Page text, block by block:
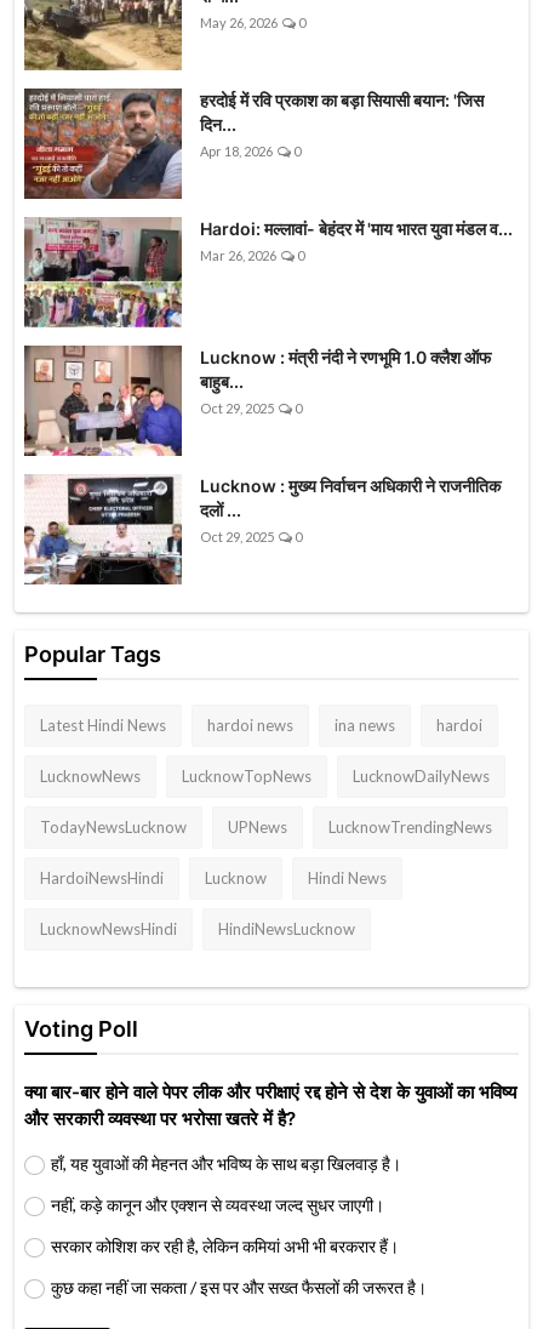
May 26, 2026 0
हरदोई में रवि प्रकाश का बड़ा सियासी बयान: 'जिस
दिन...
Apr 18, 2026 0
Hardoi: मल्लावां- बेहंदर में 'माय भारत युवा मंडल व...
Mar 26, 2026 0
Lucknow : मंत्री नंदी ने रणभूमि 1.0 क्लैश ऑफ
बाहुब...
Oct 29, 2025 0
Lucknow : मुख्य निर्वाचन अधिकारी ने राजनीतिक
दलों ...
Oct 29, 2025 0
Popular Tags
Latest Hindi News hardoi news ina news hardoi
LucknowNews LucknowTopNews LucknowDailyNews
TodayNewsLucknow UPNews LucknowTrendingNews
HardoiNewsHindi Lucknow Hindi News
LucknowNewsHindi HindiNewsLucknow
Voting Poll
क्या बार-बार होने वाले पेपर लीक और परीक्षाएं रद्द होने से देश के युवाओं का भविष्य
और सरकारी व्यवस्था पर भरोसा खतरे में है?
हाँ, यह युवाओं की मेहनत और भविष्य के साथ बड़ा खिलवाड़ है।
नहीं, कड़े कानून और एक्शन से व्यवस्था जल्द सुधर जाएगी।
सरकार कोशिश कर रही है, लेकिन कमियां अभी भी बरकरार हैं।
कुछ कहा नहीं जा सकता / इस पर और सख्त फैसलों की जरूरत है।